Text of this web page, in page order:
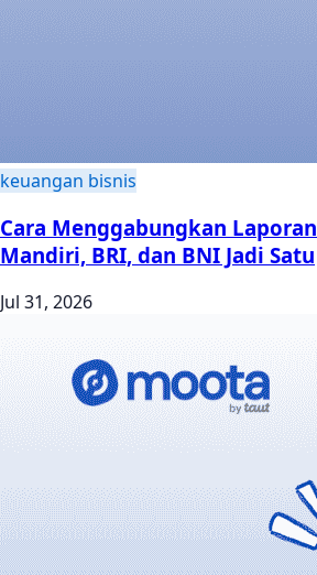
keuangan bisnis
Cara Menggabungkan
Mandiri, BRI, dan BNI Jadi Satu
Jul 31, 2026